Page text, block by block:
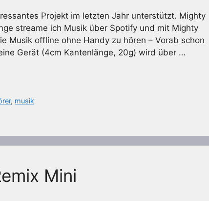
Projekt im letzten Jahr unterstützt. Mighty
streame ich Musik über Spotify und mit Mighty
Musik offline ohne Handy zu hören – Vorab schon
Gerät (4cm Kantenlänge, 20g) wird über …
, musik
Mini